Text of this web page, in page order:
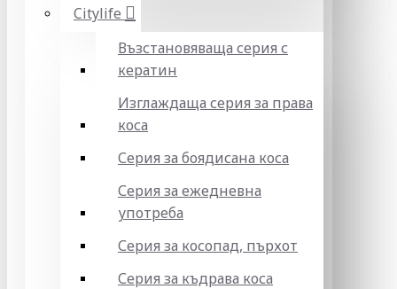
Citylife
Възстановяваща серия с
кератин
Изглаждаща серия за права
коса
Серия за боядисана коса
Серия за ежедневна
употреба
Серия за косопад, пърхот
Серия за къдрава коса